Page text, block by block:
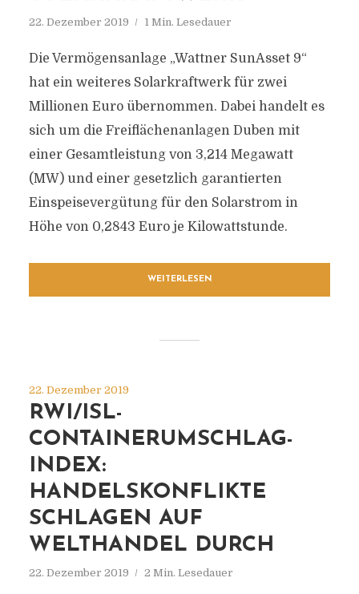
22. Dezember 2019 1 Min. Lesedauer
Die Vermögensanlage „Wattner SunAsset 9“
hat ein weiteres Solarkraftwerk für zwei
Millionen Euro übernommen. Dabei handelt es
sich um die Freiflächenanlagen Duben mit
einer Gesamtleistung von 3,214 Megawatt
(MW) und einer gesetzlich garantierten
Einspeisevergütung für den Solarstrom in
Höhe von 0,2843 Euro je Kilowattstunde.
WEITERLESEN
22. Dezember 2019
RWI/ISL-
CONTAINERUMSCHLAG-
INDEX:
HANDELSKONFLIKTE
SCHLAGEN AUF
WELTHANDEL DURCH
22. Dezember 2019 2 Min. Lesedauer